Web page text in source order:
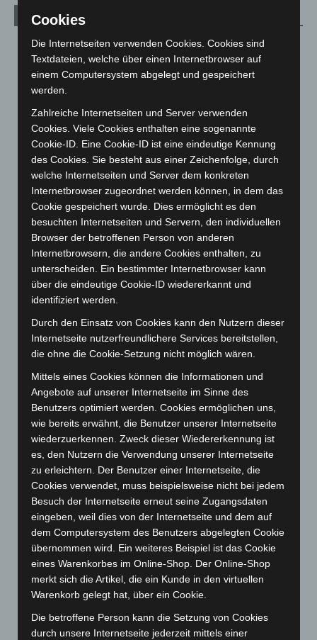
Archiv
August 2026(14)
Juni 2026
Mai 2026(99)
April 2026 (99)
Februar 2026(109)
Januar 2026(122)
Dezember 2025
(103)
November 2025(114)
Oktober 2025(112)
September 2025(93)
August 2025 (90)
Juli 2025(90)
Juni 2025(103)
April 2025
(88)
März 2025(111)
Februar 2025(96)
Januar 2025(88)
Dezember 2024 (89)
November 2024(94)
Oktober 2024(93)
September 2024(112)
Juli 2024(89)
Juni 2024(107)
Mai 2024(149)
Cookies
Die Internetseiten verwenden Cookies. Cookies sind
Textdateien, welche über einen Internetbrowser auf
einem Computersystem abgelegt und gespeichert
werden.
Zahlreiche Internetseiten und Server verwenden
Cookies. Viele Cookies enthalten eine sogenannte
Cookie-ID. Eine Cookie-ID ist eine eindeutige Kennung
des Cookies. Sie besteht aus einer Zeichenfolge, durch
welche Internetseiten und Server dem konkreten
Internetbrowser zugeordnet werden können, in dem das
Cookie gespeichert wurde. Dies ermöglicht es den
besuchten Internetseiten und Servern, den individuellen
Browser der betroffenen Person von anderen
Internetbrowsern, die andere Cookies enthalten, zu
unterscheiden. Ein bestimmter Internetbrowser kann
über die eindeutige Cookie-ID wiedererkannt und
identifiziert werden.
Durch den Einsatz von Cookies kann den Nutzern dieser
Internetseite nutzerfreundlichere Services bereitstellen,
die ohne die Cookie-Setzung nicht möglich wären.
Mittels eines Cookies können die Informationen und
Angebote auf unserer Internetseite im Sinne des
Benutzers optimiert werden. Cookies ermöglichen uns,
wie bereits erwähnt, die Benutzer unserer Internetseite
wiederzuerkennen. Zweck dieser Wiedererkennung ist
es, den Nutzern die Verwendung unserer Internetseite
zu erleichtern. Der Benutzer einer Internetseite, die
Cookies verwendet, muss beispielsweise nicht bei jedem
Besuch der Internetseite erneut seine Zugangsdaten
eingeben, weil dies von der Internetseite und dem auf
dem Computersystem des Benutzers abgelegten Cookie
übernommen wird. Ein weiteres Beispiel ist das Cookie
eines Warenkorbes im Online-Shop. Der Online-Shop
merkt sich die Artikel, die ein Kunde in den virtuellen
Warenkorb gelegt hat, über ein Cookie.
Die betroffene Person kann die Setzung von Cookies
durch unsere Internetseite jederzeit mittels einer